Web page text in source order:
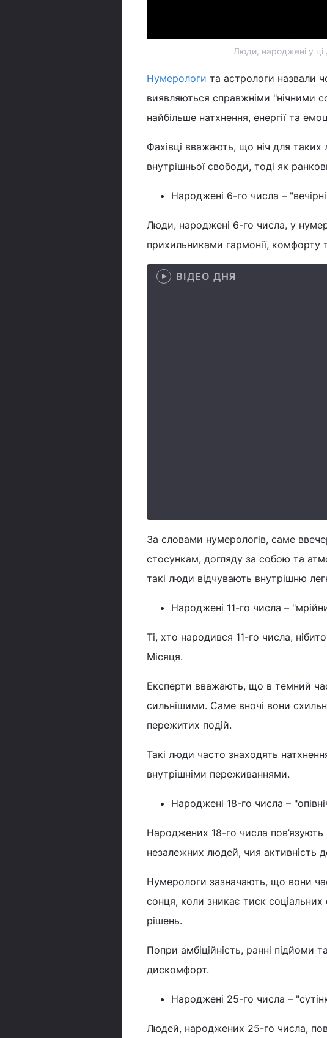
Люди, народжені у ці
Нумерологи та астрологи назвали
виявляються справжніми "нічними
найбільше натхнення, енергії та
Фахівці вважають, що ніч для
внутрішньої свободи, тоді як
Народжені 6-го числа –
Люди, народжені 6-го числа, у
прихильниками гармонії, комфорту
ВІДЕО ДНЯ
За словами нумерологів, саме
стосункам, догляду за собою та
такі люди відчувають внутрішню
Народжені 11-го числа –
Ті, хто народився 11-го числа,
Місяця.
Експерти вважають, що в темний час
сильнішими. Саме вночі вони
пережитих подій.
Такі люди часто знаходять
внутрішніми переживаннями.
Народжені 18-го числа –
Народжених 18-го числа
незалежних людей, чия активність
Нумерологи зазначають, що вони
сонця, коли зникає тиск соціальних
рішень.
Попри амбіційність, ранні
дискомфорт.
Народжені 25-го числа –
Людей, народжених 25-го числа,